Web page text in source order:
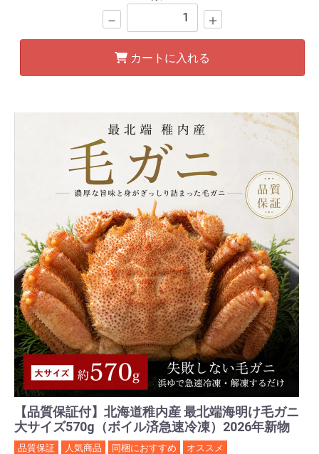
－ ＋
カートに入れる
【品質保証付】北海道稚内産 最北端海明け毛ガニ
大サイズ570g（ボイル済急速冷凍）2026年新物
品質保証 人気商品 同梱におすすめ オススメ